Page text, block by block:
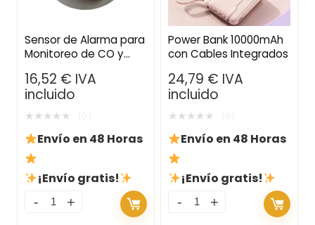
Sensor de Alarma para
Monitoreo de CO y
Seguridad para el
Hogar con Conexión
Wi-Fi
16,52 € IVA
incluido
★★★★★
Envío en 48 Horas
¡Envío gratis!
Power Bank 10000mAh
con Cables Integrados
24,79 € IVA
incluido
★★★★★
Envío en 48 Horas
¡Envío gratis!